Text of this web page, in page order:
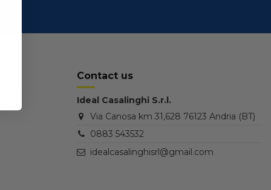
Contact us
Ideal Casalinghi S.r.l.
Via Canosa km 31,628 76123 Andria (BT)
0883 543532
idealcasalinghisrl@gmail.com